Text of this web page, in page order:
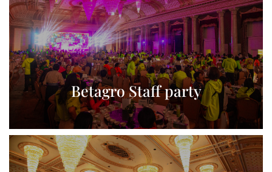
Betagro Staff party
View More